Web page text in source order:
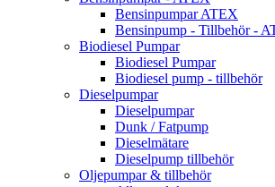
Bensinpumpar ATEX
Bensinpump - Tillbehör -
Biodiesel Pumpar
Biodiesel Pumpar
Biodiesel pump - tillbehör
Dieselpumpar
Dieselpumpar
Dunk / Fatpump
Dieselmätare
Dieselpump tillbehör
Oljepumpar & tillbehör